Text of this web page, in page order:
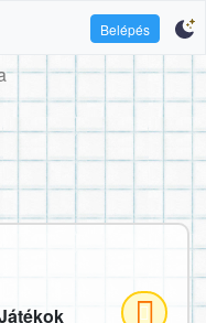
Belépés